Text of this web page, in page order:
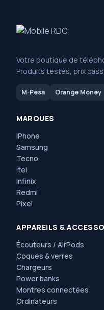
Votre boutique de
Produits testés, prix
M-Pesa Orange Money
MARQUES
iPhone
Samsung
Tecno
Itel
Infinix
Redmi
Pixel
APPAREILS &
Écouteurs / AirPods
Coques & verres
Chargeurs
Power banks
Montres connectées
Ordinateurs